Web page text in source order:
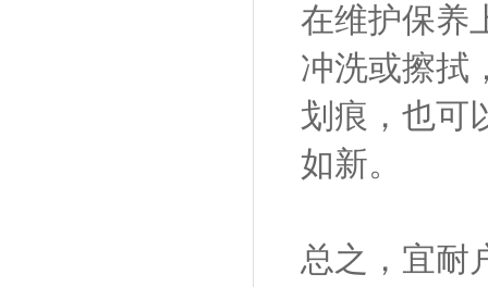
在维护保养
冲洗或擦拭
划痕，也可
如新。
总之，宜耐